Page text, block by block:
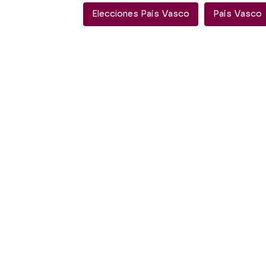
Elecciones País Vasco País Vasco